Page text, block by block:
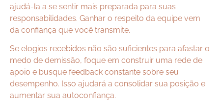
ajudá-la a se sentir mais preparada para suas
responsabilidades. Ganhar o respeito da equipe vem
da confiança que você transmite.
Se elogios recebidos não são suficientes para afastar o
medo de demissão, foque em construir uma rede de
apoio e busque feedback constante sobre seu
desempenho. Isso ajudará a consolidar sua posição e
aumentar sua autoconfiança.